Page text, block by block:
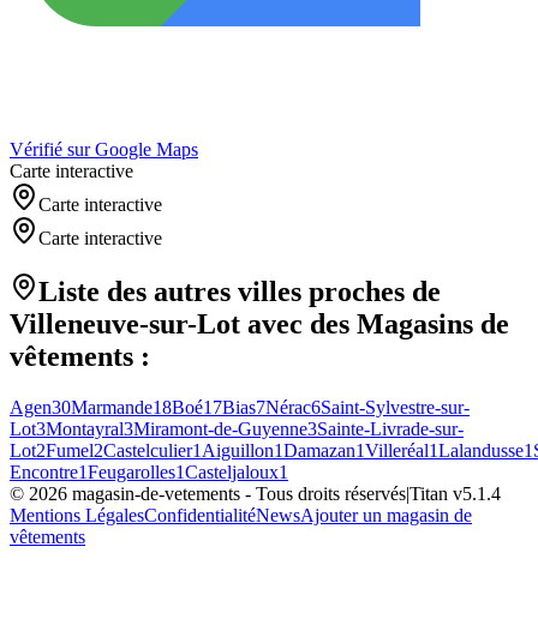
Vérifié sur Google Maps
Carte interactive
Carte interactive
Carte interactive
Liste des autres villes proches de
Villeneuve-sur-Lot avec des Magasins de
vêtements :
Agen30Marmande18Boé17Bias7Nérac6Saint-Sylvestre-sur-
Lot3Montayral3Miramont-de-Guyenne3Sainte-Livrade-sur-
Lot2Fumel2Castelculier1 Aiguillon1Damazan1Villeréal1Lalandusse1
Encontre1Feugarolles1Casteljaloux1
© 2026 magasin-de-vetements - Tous droits réservés|Titan v5.1.4
Mentions LégalesConfidentialitéNewsAjouter un magasin de
vêtements